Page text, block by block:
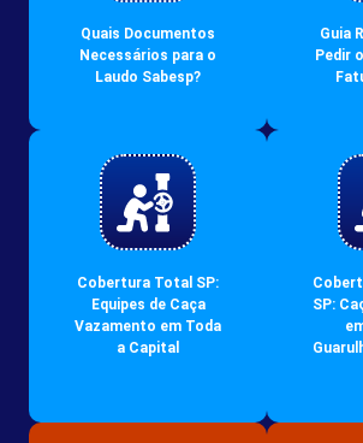
Quais Documentos
Necessários para o
Laudo Sabesp?
Guia
Pedir
Cobertura Total SP:
Equipes de Caça
Vazamento em Toda
a Capital
SP: